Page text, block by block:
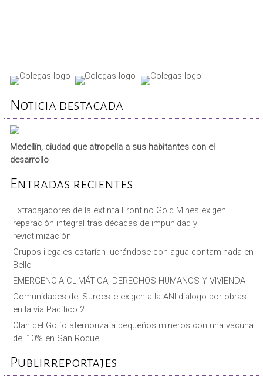
Noticia destacada
Medellín, ciudad que atropella a sus habitantes con el
desarrollo
Entradas recientes
Extrabajadores de la extinta Frontino Gold Mines exigen
reparación integral tras décadas de impunidad y
revictimización
Grupos ilegales estarían lucrándose con agua contaminada en
Bello
EMERGENCIA CLIMÁTICA, DERECHOS HUMANOS Y VIVIENDA
Comunidades del Suroeste exigen a la ANI diálogo por obras
en la vía Pacífico 2
Clan del Golfo atemoriza a pequeños mineros con una vacuna
del 10% en San Roque
Publirreportajes